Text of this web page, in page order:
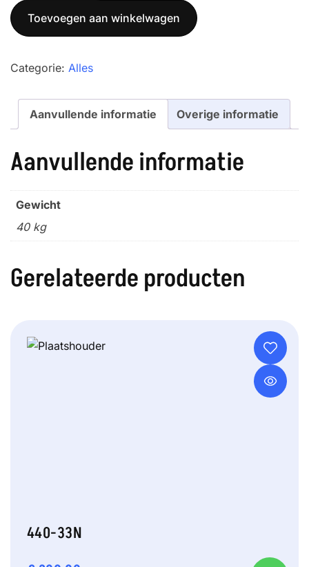
1,5T
palletweegschaal
aantal
Toevoegen aan winkelwagen
Categorie: Alles
Aanvullende informatie Overige informatie
Aanvullende informatie
Gewicht
40 kg
Gerelateerde producten
440-33N